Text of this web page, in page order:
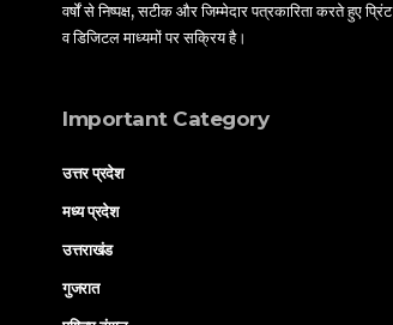
वर्षों से निष्पक्ष, सटीक और जिम्मेदार पत्रकारिता करते हुए प्रिंट
व डिजिटल माध्यमों पर सक्रिय है।
Important Category
उत्तर प्रदेश
मध्य प्रदेश
उत्तराखंड
गुजरात